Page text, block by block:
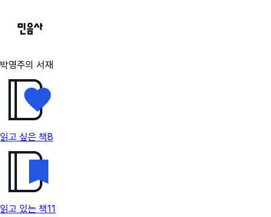
박영주의 서재
읽고 싶은 책8
읽고 있는 책11